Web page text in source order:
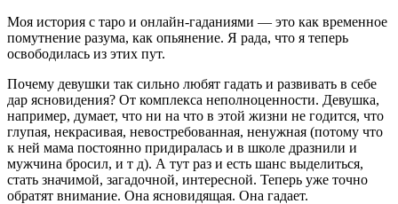
Моя история с таро и онлайн-гаданиями — это как временное
помутнение разума, как опьянение. Я рада, что я теперь
освободилась из этих пут.
Почему девушки так сильно любят гадать и развивать в себе
дар ясновидения? От комплекса неполноценности. Девушка,
например, думает, что ни на что в этой жизни не годится, что
глупая, некрасивая, невостребованная, ненужная (потому что
к ней мама постоянно придиралась и в школе дразнили и
мужчина бросил, и т д). А тут раз и есть шанс выделиться,
стать значимой, загадочной, интересной. Теперь уже точно
обратят внимание. Она ясновидящая. Она гадает.